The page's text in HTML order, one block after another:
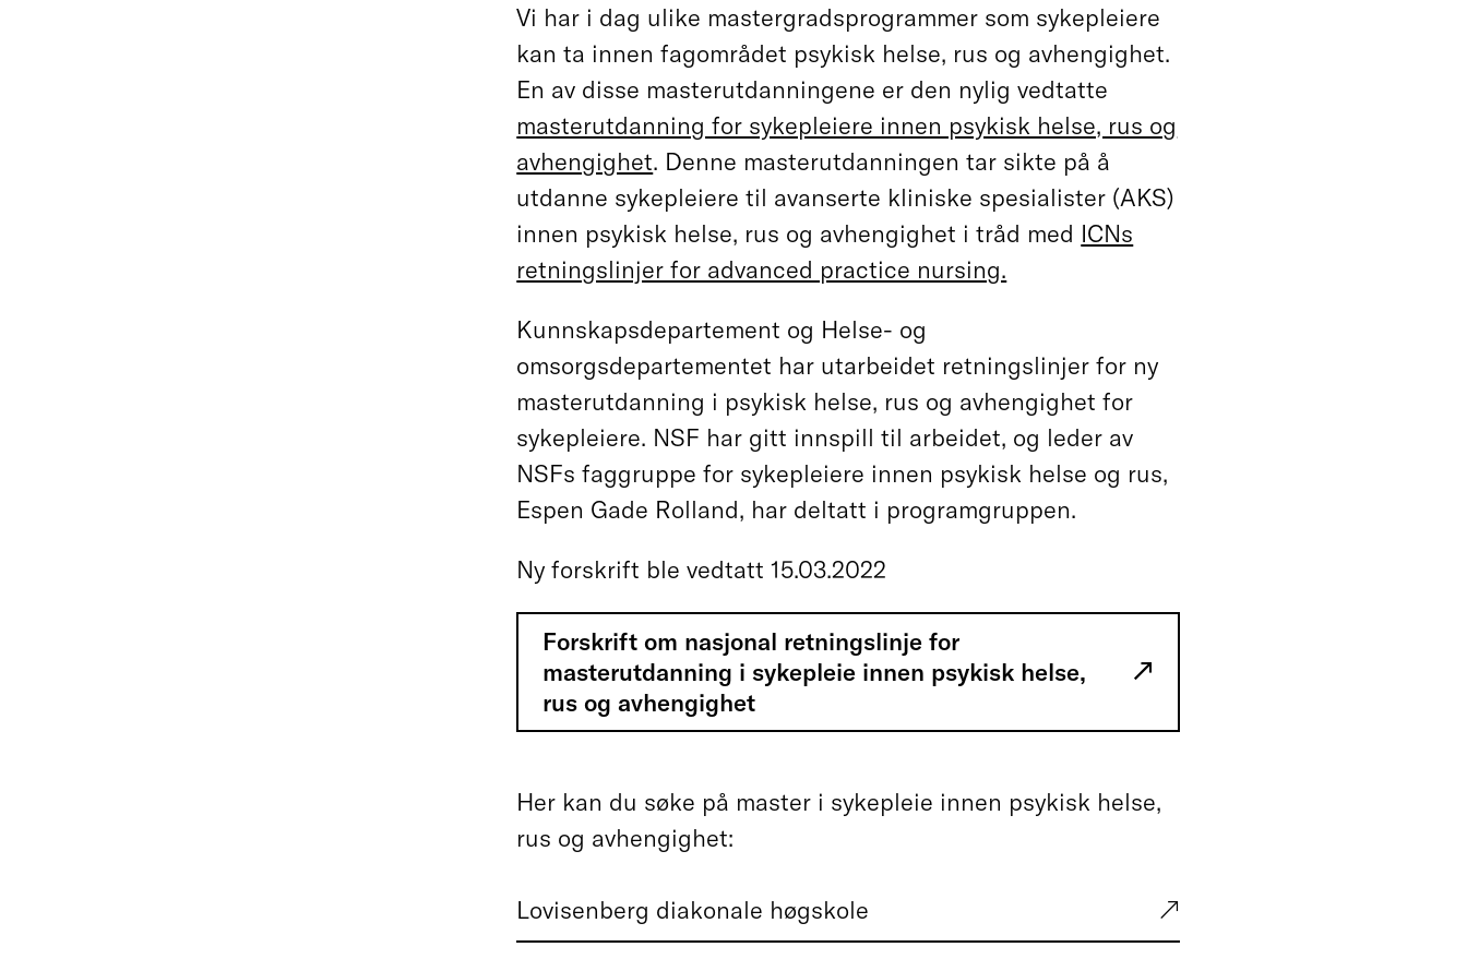
Vi har i dag ulike mastergradsprogrammer som sykepleiere
kan ta innen fagområdet psykisk helse, rus og avhengighet.
En av disse masterutdanningene er den nylig vedtatte
masterutdanning for sykepleiere innen psykisk helse, rus og
avhengighet. Denne masterutdanningen tar sikte på å
utdanne sykepleiere til avanserte kliniske spesialister (AKS)
innen psykisk helse, rus og avhengighet i tråd med ICNs
retningslinjer for advanced practice nursing.
Kunnskapsdepartement og Helse- og
omsorgsdepartementet har utarbeidet retningslinjer for ny
masterutdanning i psykisk helse, rus og avhengighet for
sykepleiere. NSF har gitt innspill til arbeidet, og leder av
NSFs faggruppe for sykepleiere innen psykisk helse og rus,
Espen Gade Rolland, har deltatt i programgruppen.
Ny forskrift ble vedtatt 15.03.2022
Forskrift om nasjonal retningslinje for
masterutdanning i sykepleie innen psykisk helse,
rus og avhengighet
Her kan du søke på master i sykepleie innen psykisk helse,
rus og avhengighet:
Lovisenberg diakonale høgskole